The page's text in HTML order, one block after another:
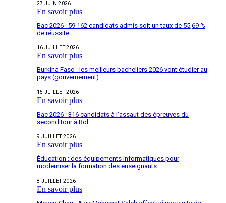
27 JUIN 2026
En savoir plus
Bac 2026 : 59 162 candidats admis soit un taux de 55,69 %
de réussite
16 JUILLET 2026
En savoir plus
Burkina Faso : les meilleurs bacheliers 2026 vont étudier au
pays (gouvernement)
15 JUILLET 2026
En savoir plus
Bac 2026 : 316 candidats à l’assaut des épreuves du
second tour à Bol
9 JUILLET 2026
En savoir plus
Éducation : des équipements informatiques pour
moderniser la formation des enseignants
8 JUILLET 2026
En savoir plus